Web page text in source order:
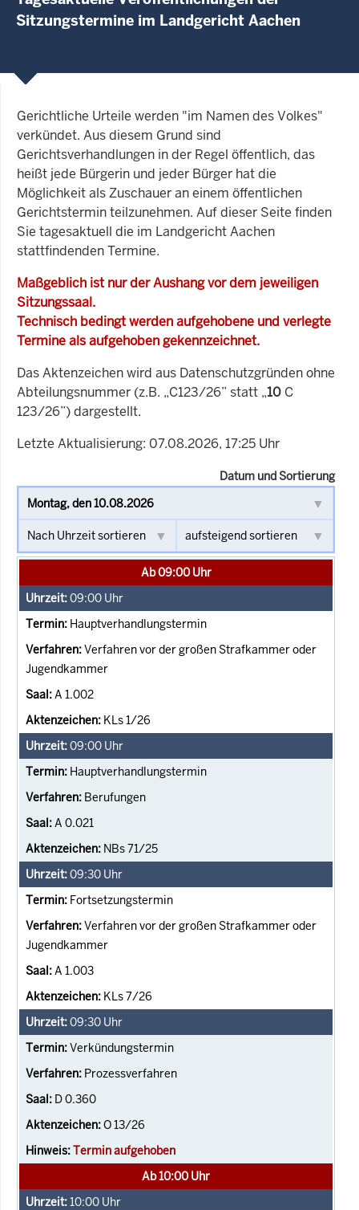
Sitzungstermine im Landgericht Aachen
Gerichtliche Urteile werden "im Namen des Volkes"
verkündet. Aus diesem Grund sind
Gerichtsverhandlungen in der Regel öffentlich, das
heißt jede Bürgerin und jeder Bürger hat die
Möglichkeit als Zuschauer an einem öffentlichen
Gerichtstermin teilzunehmen. Auf dieser Seite finden
Sie tagesaktuell die im Landgericht Aachen
stattfindenden Termine.
Maßgeblich ist nur der Aushang vor dem jeweiligen
Sitzungssaal.
Technisch bedingt werden aufgehobene und verlegte
Termine als aufgehoben gekennzeichnet.
Das Aktenzeichen wird aus Datenschutzgründen ohne
Abteilungsnummer (z.B. „C123/26” statt „10 C
123/26”) dargestellt.
Letzte Aktualisierung: 07.08.2026, 17:25 Uhr
Datum und Sortierung
Ab 09:00 Uhr
09:00 Uhr
Hauptverhandlungstermin
Verfahren vor der großen Strafkammer oder
Jugendkammer
A 1.002
KLs 1/26
09:00 Uhr
Hauptverhandlungstermin
Berufungen
A 0.021
NBs 71/25
09:30 Uhr
Fortsetzungstermin
Verfahren vor der großen Strafkammer oder
Jugendkammer
A 1.003
KLs 7/26
09:30 Uhr
Verkündungstermin
Prozessverfahren
D 0.360
O 13/26
Termin aufgehoben
Ab 10:00 Uhr
10:00 Uhr